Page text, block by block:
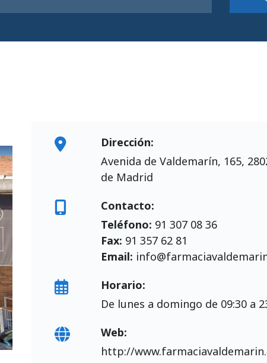
Dirección:
Avenida de Valdemarín, 165,
de Madrid
Contacto:
Teléfono: 91 307 08 36
Fax: 91 357 62 81
Email:
Horario:
De lunes a domingo de 09:30 a
Web:
http://